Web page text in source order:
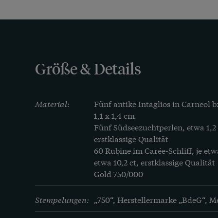
Größe & Details
Material:
Fünf antike Intaglios in Carneol
1,1 x 1,4 cm
Fünf Südseezuchtperlen, etwa
erstklassige Qualität
60 Rubine im Carée-Schliff, je
etwa 10,2 ct, erstklassige Qualität
Gold 750/000
Stempelungen: „750“, Herstellermarke „BdeG“,